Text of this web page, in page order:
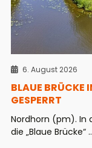
6. August 2026
BLAUE BRÜCKE
GESPERRT
Nordhorn (pm). In
die „Blaue Brücke“